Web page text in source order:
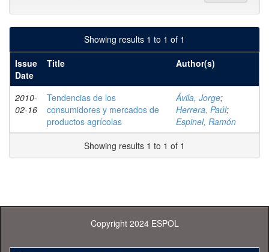
Showing results 1 to 1 of 1
Issue
Date
Title Author(s)
2010-
02-16
Tendencias de los
consumidores y mercados de
productos agrícolas
Ávila, Jorge;
Herrera, Paúl;
Espinel, Ramón
Showing results 1 to 1 of 1
Copyright 2024 ESPOL